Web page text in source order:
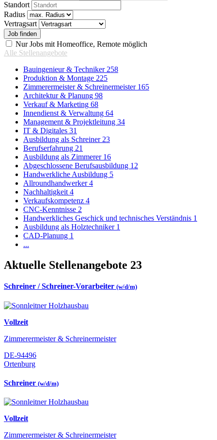
Standort
Radius
Vertragsart
Nur Jobs mit Homeoffice, Remote möglich
Alle Stellenangebote
Bauingenieur & Techniker 258
Produktion & Montage 225
Zimmerermeister & Schreinermeister 165
Architektur & Planung 98
Verkauf & Marketing 68
Innendienst & Verwaltung 64
Management & Projektleitung 34
IT & Digitales 31
Ausbildung als Schreiner 23
Berufserfahrung 21
Ausbildung als Zimmerer 16
Abgeschlossene Berufsausbildung 12
Handwerkliche Ausbildung 5
Allroundhandwerker4
Nachhaltigkeit 4
Verkaufskompetenz 4
CNC-Kenntnisse 2
Handwerkliches Geschick und technisches Verständnis 1
Ausbildung als Holztechniker 1
CAD-Planung 1
...
Aktuelle Stellenangebote 23
Schreiner / Schreiner-Vorarbeiter (w/d/m)
Vollzeit
Zimmerermeister & Schreinermeister
DE-94496
Ortenburg
Schreiner (w/d/m)
Vollzeit
Zimmerermeister & Schreinermeister